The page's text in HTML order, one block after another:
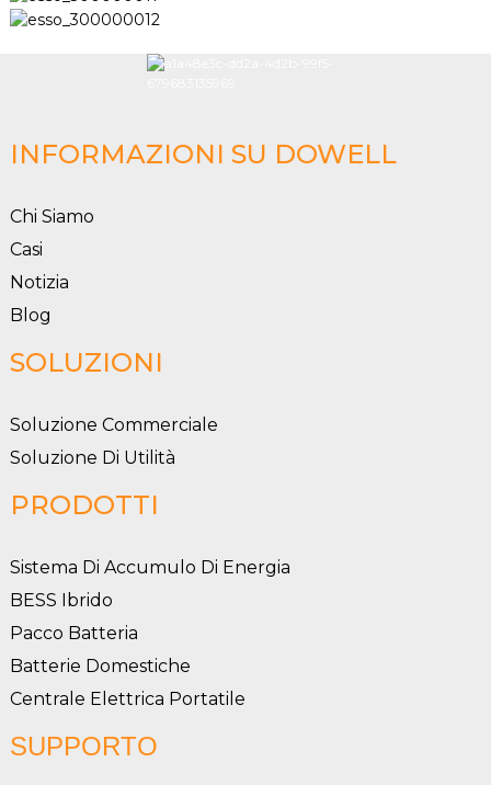
INFORMAZIONI SU DOWELL
Chi Siamo
Casi
Notizia
Blog
SOLUZIONI
Soluzione Commerciale
Soluzione Di Utilità
PRODOTTI
Sistema Di Accumulo Di Energia
BESS Ibrido
Pacco Batteria
Batterie Domestiche
Centrale Elettrica Portatile
SUPPORTO